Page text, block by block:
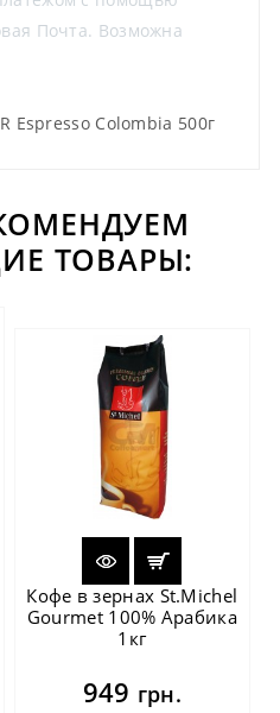
Почта. Возможна
Espresso Colombia 500г
ТОВАРЫ:
Кофе в зернах St.Michel
Gourmet 100% Арабика
1кг
949 грн.